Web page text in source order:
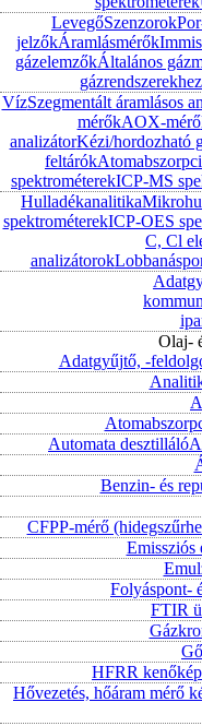
LevegőSzenzorok
jelzőkÁramlásmérők
gázelemzőkÁltalános
gázrendszerekhez
VízSzegmentált áramlásos
mérőkAOX-mérő
analizátorKézi/hordozható
feltárók
spektrométerekICP-MS
Hulladékanalitika
spektrométerekICP-OES
C, Cl
analizátorok
Olaj-
Adatgyűjtő, -
Automata desztilláló
Benzin- és
CFPP-mérő
Emissziós
Folyáspont-
FTIR
HFRR
Hővezetés, hőáram mérő